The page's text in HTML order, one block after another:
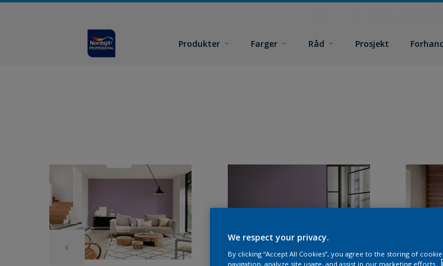
Produkter Farger Råd Prosjekt
We respect your privacy.
By clicking “Accept All Cookies”, you agree to the storing of
navigation, analyze site usage, and assist in our marketing efforts.